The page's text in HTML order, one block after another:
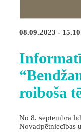
08.09.2023 -
roiboša
No 8. septembra
Novadpētniecības